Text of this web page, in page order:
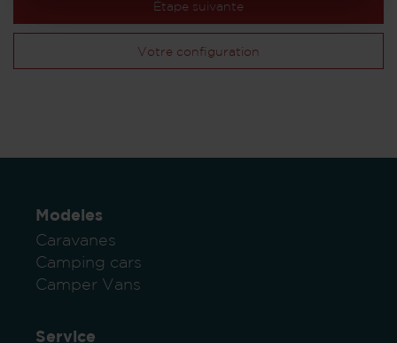
Étape suivante
Votre configuration
Modeles
Caravanes
Camping cars
Camper Vans
Service